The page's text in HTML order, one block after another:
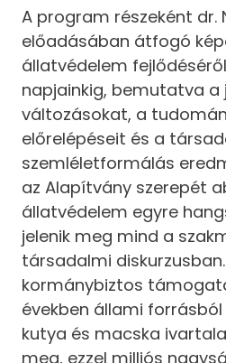
A program részeként dr.
előadásában átfogó
állatvédelem
napjainkig, bemutatva a
változásokat, a
előrelépéseit és a
szemléletformálás
az Alapítvány szerepét
állatvédelem egyre
jelenik meg mind a
társadalmi
kormánybiztos
években állami
kutya és macska
meg, ezzel milliós